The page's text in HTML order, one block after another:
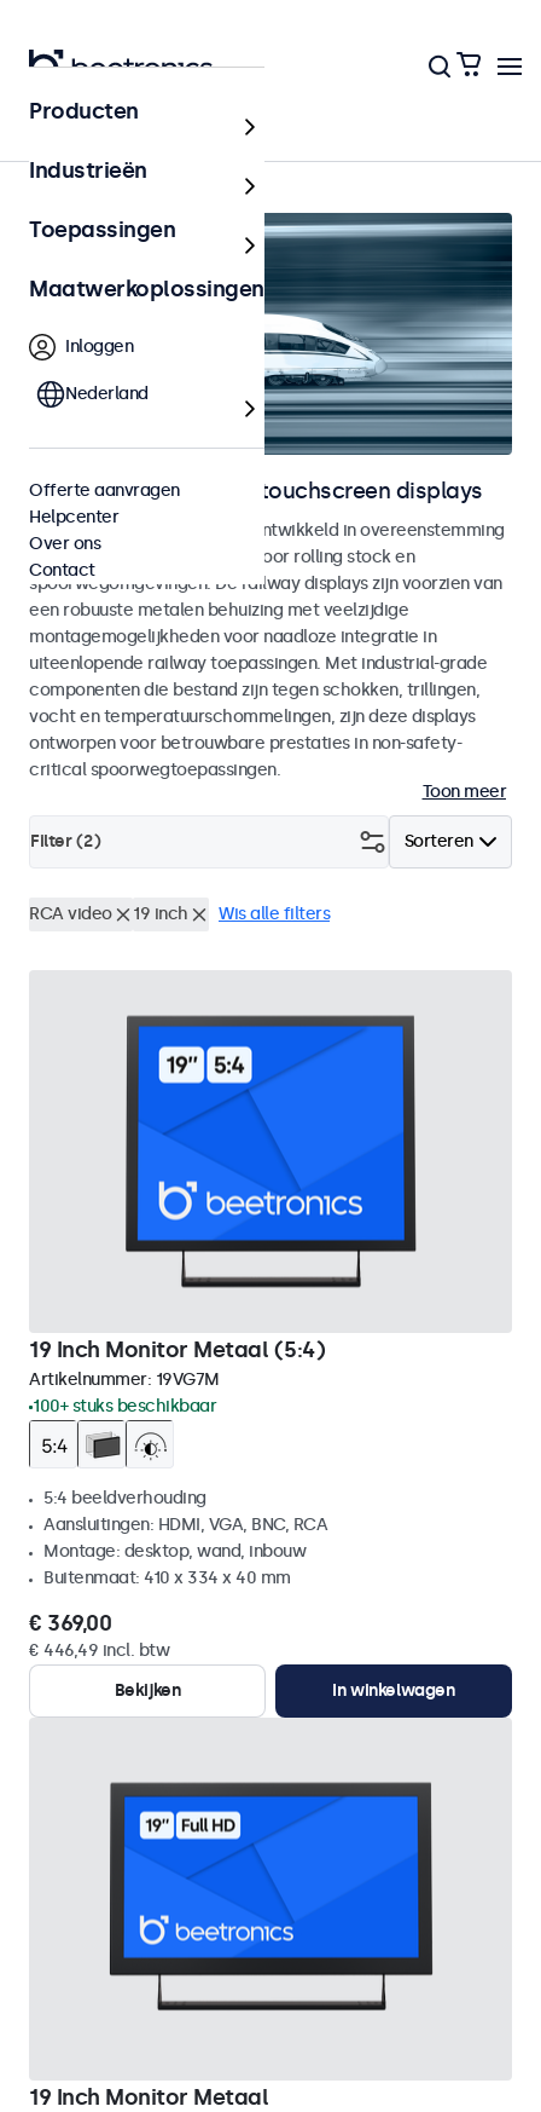
Home
Railway monitoren en touchscreen displays
Monitoren en touchscreens ontwikkeld in overeenstemming
met EN 50155 en EN 45545-2 voor rolling stock en
spoorwegomgevingen. De railway displays zijn voorzien van
een robuuste metalen behuizing met veelzijdige
montagemogelijkheden voor naadloze integratie in
uiteenlopende railway toepassingen. Met industrial-grade
componenten die bestand zijn tegen schokken, trillingen,
vocht en temperatuurschommelingen, zijn deze displays
ontworpen voor betrouwbare prestaties in non-safety-
critical spoorwegtoepassingen.
Toon meer
Sorteren
Filter (2)
RCA video 19 inch Wis alle filters
19 Inch Monitor Metaal (5:4)
Artikelnummer: 19VG7M
100+ stuks beschikbaar
5:4 beeldverhouding
Aansluitingen: HDMI, VGA, BNC, RCA
Montage: desktop, wand, inbouw
Buitenmaat: 410 x 334 x 40 mm
€ 369,00
€ 446,49 incl. btw
Bekijken
In winkelwagen
19 Inch Monitor Metaal
Producten
Industrieën
Toepassingen
Maatwerkoplossingen
Inloggen
Nederland
Offerte aanvragen
Helpcenter
Over ons
Contact